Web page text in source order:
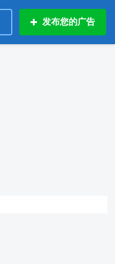
发布您的广告